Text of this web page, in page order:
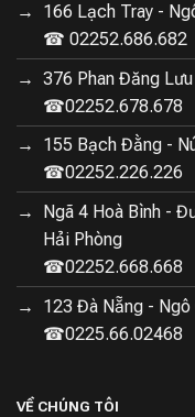
166 Lạch Tray -
☎ 02252.686.682
376 Phan Đăng
☎02252.678.678
155 Bạch Đằng -
☎02252.226.226
Ngã 4 Hoà Bình -
Hải Phòng
☎02252.668.668
123 Đà Nẵng - Ngô
☎0225.66.02468
VỀ CHÚNG TÔI